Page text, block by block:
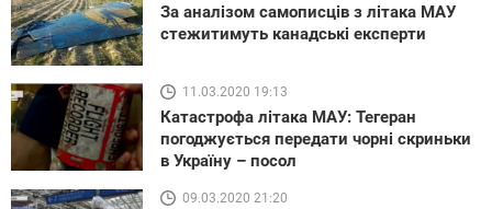
За аналізом самописців з літака МАУ
стежитимуть канадські експерти
11.03.2020 19:13
Катастрофа літака МАУ: Тегеран
погоджується передати чорні скриньки
в Україну – посол
09.03.2020 21:20